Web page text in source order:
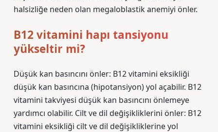
halsizliğe neden olan megaloblastik anemiyi önler.
B12 vitamini hapı tansiyonu
yükseltir mi?
Düşük kan basıncını önler: B12 vitamini eksikliği
düşük kan basıncına (hipotansiyon) yol açabilir. B12
vitamini takviyesi düşük kan basıncını önlemeye
yardımcı olabilir. Cilt ve dil değişikliklerini önler: B12
vitamini eksikliği cilt ve dil değişikliklerine yol